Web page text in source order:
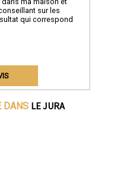
sur les
qui correspond
DANS LE JURA